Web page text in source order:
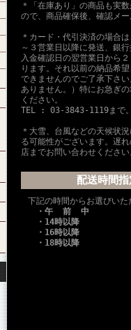
＊「在庫あり」の商品も実
ので、商品確保後、確認メ
＊カード・代引決済の場合
～３営業日以降に発送、銀
入金確認日の翌営業日から
ります。それ以前の納品希
できませんのでご了承下さ
ありません。）特にお急ぎ
ください。
TEL : 03-3843-1119まで
＊大雪、台風などの天候状
る可能性がございます。遅
店までお問い合わせくださ
配送時間
下記の時間からお選びいた
・午 前 中
・14時以降
・16時以降
・18時以降